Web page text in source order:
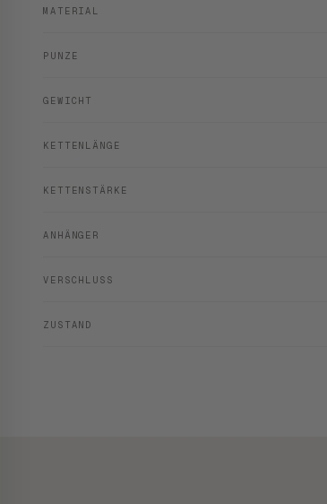
MATERIAL
PUNZE
GEWICHT
KETTENLÄNGE
KETTENSTÄRKE
ANHÄNGER
VERSCHLUSS
ZUSTAND